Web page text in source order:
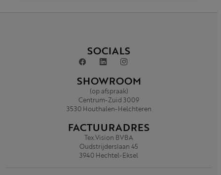
SOCIALS
SHOWROOM
(op afspraak)
Centrum-Zuid 3009
3530 Houthalen-Helchteren
FACTUURADRES
Tex.Vision BVBA
Oudstrijderslaan 45
3940 Hechtel-Eksel